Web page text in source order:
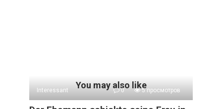
You may also like
Interessant 0 5 просмотров